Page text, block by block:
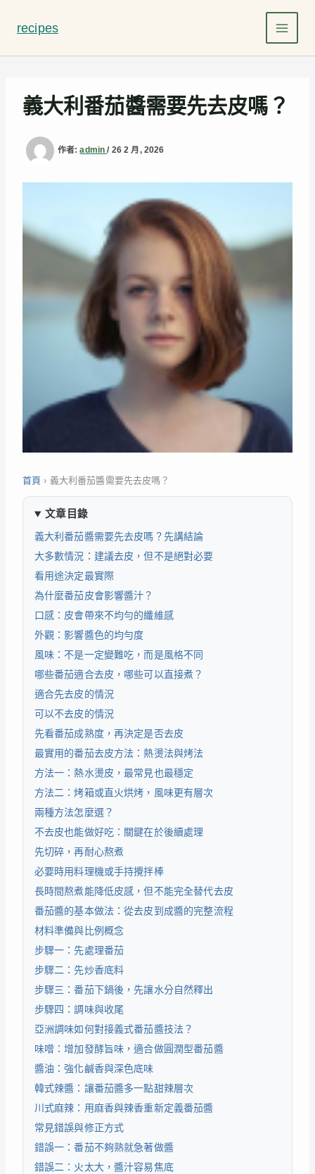
要
recipes
義大利番茄醬需要先去皮嗎？
作者:admin/ 26 2 月, 2026
首頁 › 義大利番茄醬需要先去皮嗎？
文章目錄
義大利番茄醬需要先去皮嗎？先講結論
大多數情況：建議去皮，但不是絕對必要
看用途決定最實際
為什麼番茄皮會影響醬汁？
口感：皮會帶來不均勻的纖維感
外觀：影響醬色的均勻度
風味：不是一定變難吃，而是風格不同
哪些番茄適合去皮，哪些可以直接煮？
適合先去皮的情況
可以不去皮的情況
先看番茄成熟度，再決定是否去皮
最實用的番茄去皮方法：熱燙法與烤法
方法一：熱水燙皮，最常見也最穩定
方法二：烤箱或直火烘烤，風味更有層次
兩種方法怎麼選？
不去皮也能做好吃：關鍵在於後續處理
先切碎，再耐心熬煮
必要時用料理機或手持攪拌棒
長時間熬煮能降低皮感，但不能完全替代去皮
番茄醬的基本做法：從去皮到成醬的完整流程
材料準備與比例概念
步驟一：先處理番茄
步驟二：先炒香底料
步驟三：番茄下鍋後，先讓水分自然釋出
步驟四：調味與收尾
亞洲調味如何對接義式番茄醬技法？
味噌：增加發酵旨味，適合做圓潤型番茄醬
醬油：強化鹹香與深色底味
韓式辣醬：讓番茄醬多一點甜辣層次
川式麻辣：用麻香與辣香重新定義番茄醬
常見錯誤與修正方式
錯誤一：番茄不夠熟就急著做醬
錯誤二：火太大，醬汁容易焦底